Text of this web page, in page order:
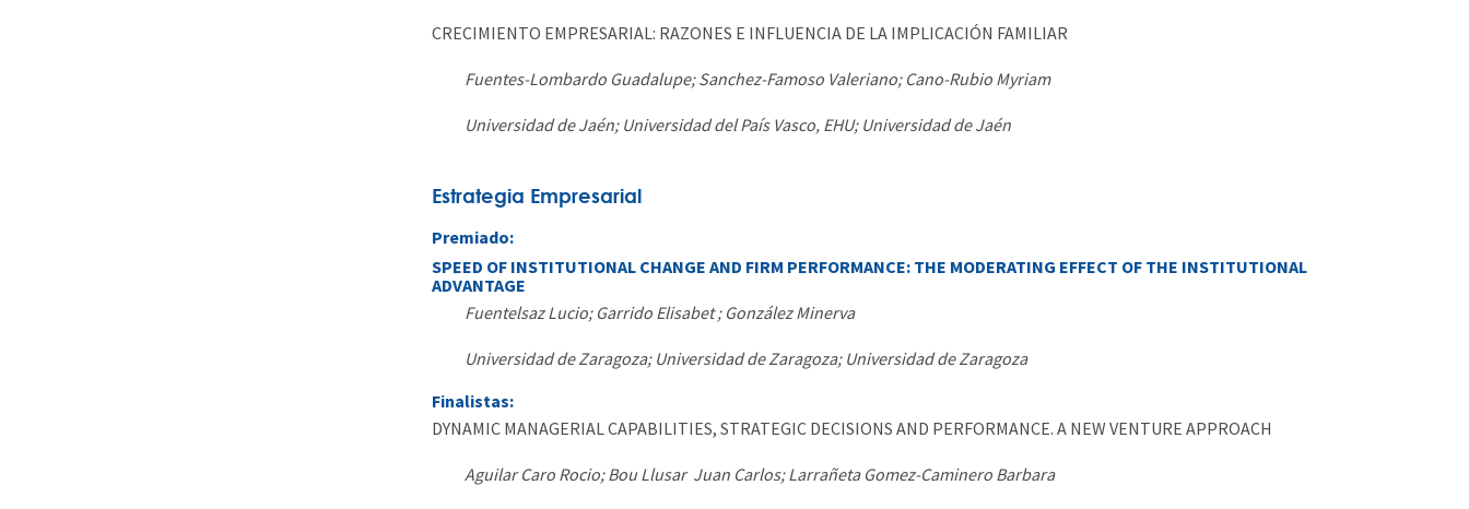
CRECIMIENTO EMPRESARIAL: RAZONES E INFLUENCIA DE LA IMPLICACIÓN FAMILIAR
Fuentes-Lombardo Guadalupe; Sanchez-Famoso Valeriano; Cano-Rubio Myriam
Universidad de Jaén; Universidad del País Vasco, EHU; Universidad de Jaén
Estrategia Empresarial
Premiado:
SPEED OF INSTITUTIONAL CHANGE AND FIRM PERFORMANCE: THE MODERATING EFFECT OF THE INSTITUTIONAL
ADVANTAGE
Fuentelsaz Lucio; Garrido Elisabet ; González Minerva
Universidad de Zaragoza; Universidad de Zaragoza; Universidad de Zaragoza
Finalistas:
DYNAMIC MANAGERIAL CAPABILITIES, STRATEGIC DECISIONS AND PERFORMANCE. A NEW VENTURE APPROACH
Aguilar Caro Rocio; Bou Llusar Juan Carlos; Larrañeta Gomez-Caminero Barbara